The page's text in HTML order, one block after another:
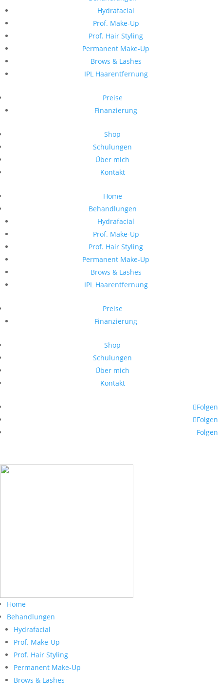
Hydrafacial
Prof. Make-Up
Prof. Hair Styling
Permanent Make-Up
Brows & Lashes
IPL Haarentfernung
Preise
Finanzierung
Shop
Schulungen
Über mich
Kontakt
Home
Behandlungen
Hydrafacial
Prof. Make-Up
Prof. Hair Styling
Permanent Make-Up
Brows & Lashes
IPL Haarentfernung
Preise
Finanzierung
Shop
Schulungen
Über mich
Kontakt
Folgen
Folgen
Folgen
Home
Behandlungen
Hydrafacial
Prof. Make-Up
Prof. Hair Styling
Permanent Make-Up
Brows & Lashes